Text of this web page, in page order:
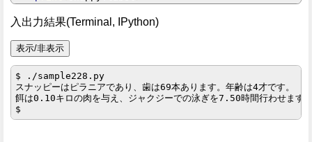
入出力結果(Terminal, IPython)
$ ./sample228.py
スナッピーはピラニアであり、歯は69本あります。年齢は4才です。
餌は0.10キロの肉を与え、ジャクジーでの泳ぎを7.50時間行わせます